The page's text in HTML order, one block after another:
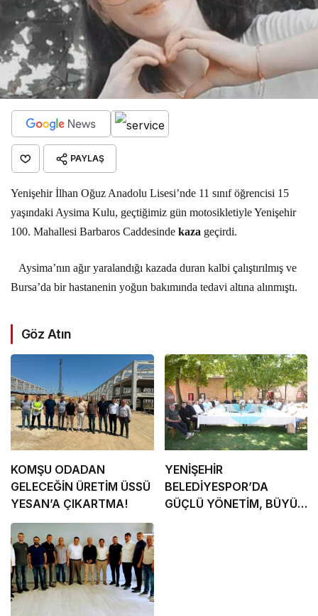
PAYLAŞ
Yenişehir İlhan Oğuz Anadolu Lisesi’nde 11 sınıf öğrencisi 15
yaşındaki Aysima Kulu, geçtiğimiz gün motosikletiyle Yenişehir
100. Mahallesi Barbaros Caddesindekaza geçirdi.
Aysima’nın ağır yaralandığı kazada duran kalbi çalıştırılmış ve
Bursa’da bir hastanenin yoğun bakımında tedavi altına alınmıştı.
Göz Atın
KOMŞU ODADAN
GELECEĞİN ÜRETİM ÜSSÜ
YESAN’A ÇIKARTMA!
YENİŞEHİR
BELEDİYESPOR’DA
GÜÇLÜ YÖNETİM, BÜYÜK